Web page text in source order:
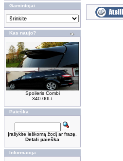
Gamintojai
Kas naujo?
Spoileris Combi
340.00Lt
Paieška
Įrašykite ieškomą žodį ar frazę.
Detali paieška
Informacija